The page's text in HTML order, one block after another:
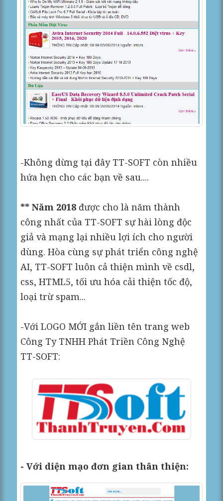
-Không dừng tại đây TT-SOFT còn nhiều
hứa hẹn cho các bạn về sau....
** Năm 2018 được cho là năm thành
công nhất của TT-SOFT sự hài lòng độc
giả và mạng lại nhiều lợi ích cho người
dùng. Hòa cùng sự phát triển công nghệ
AI, TT-SOFT luôn cả thiện mình về csdl,
css, HTML5, tối ưu hóa cải thiện tốc độ,
loại trừ spam...
-Với LOGO MỚI gắn liền tên trang web
Công Ty TNHH Phát Triền Công Nghệ
TT-SOFT:
- Với diện mạo đơn gian thân thiện: